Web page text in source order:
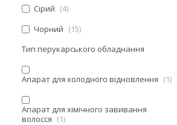
Сірий
4
Чорний
15
Тип перукарського обладнання
Апарат для холодного відновлення 1
Апарат для хімічного завивання
волосся
1